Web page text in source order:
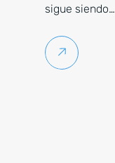
sigue siendo…
Seguir